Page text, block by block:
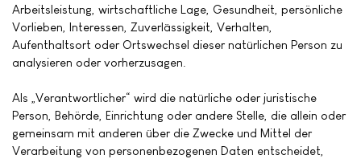
Arbeitsleistung, wirtschaftliche Lage, Gesundheit, persönliche
Vorlieben, Interessen, Zuverlässigkeit, Verhalten,
Aufenthaltsort oder Ortswechsel dieser natürlichen Person zu
analysieren oder vorherzusagen.
Als „Verantwortlicher“ wird die natürliche oder juristische
Person, Behörde, Einrichtung oder andere Stelle, die allein oder
gemeinsam mit anderen über die Zwecke und Mittel der
Verarbeitung von personenbezogenen Daten entscheidet,